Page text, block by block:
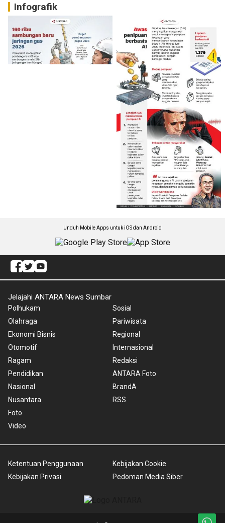
Infografik
Unduh Mobile Apps untuk iOS dan Android
Jelajahi ANTARA News Sumbar
Polhukam
Olahraga
Ekonomi Bisnis
Otomotif
Ragam
Pendidikan
Nasional
Nusantara
Foto
Video
Sosial
Pariwisata
Regional
Internasional
Redaksi
ANTARA Foto
BrandA
RSS
Ketentuan Penggunaan
Kebijakan Privasi
Kebijakan Cookie
Pedoman Media Siber